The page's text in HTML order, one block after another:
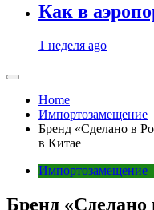
Как в
1 неделя ago
Home
Импортозамещение
Бренд «Сделано в
в Китае
Импортозамещение
Бренд «Сделано